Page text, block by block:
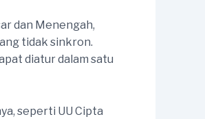
dan Menengah,
tidak sinkron.
diatur dalam satu
seperti UU Cipta